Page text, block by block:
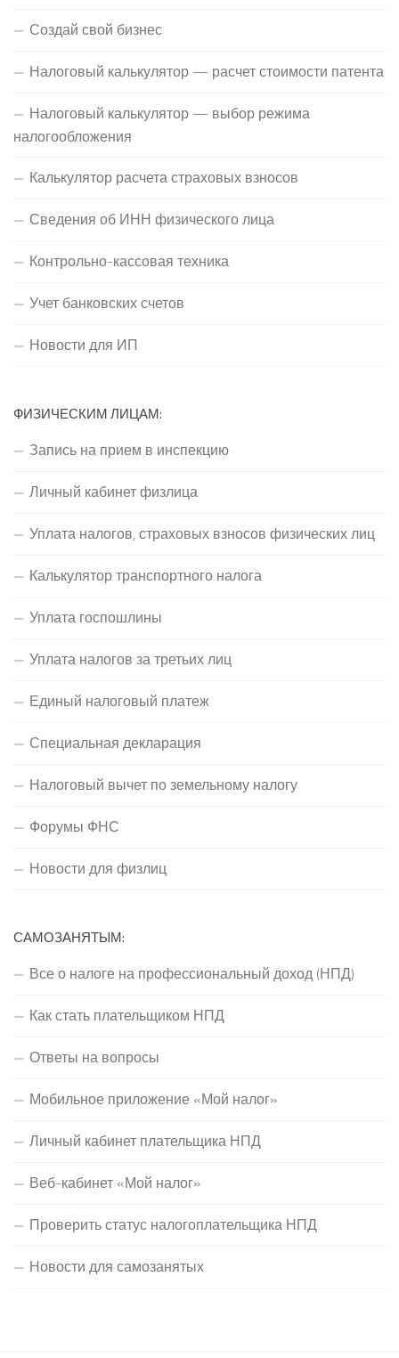
Создай свой бизнес
Налоговый калькулятор — расчет стоимости патента
Налоговый калькулятор — выбор режима
налогообложения
Калькулятор расчета страховых взносов
Сведения об ИНН физического лица
Контрольно-кассовая техника
Учет банковских счетов
Новости для ИП
ФИЗИЧЕСКИМ ЛИЦАМ:
Запись на прием в инспекцию
Личный кабинет физлица
Уплата налогов, страховых взносов физических лиц
Калькулятор транспортного налога
Уплата госпошлины
Уплата налогов за третьих лиц
Единый налоговый платеж
Специальная декларация
Налоговый вычет по земельному налогу
Форумы ФНС
Новости для физлиц
САМОЗАНЯТЫМ:
Все о налоге на профессиональный доход (НПД)
Как стать плательщиком НПД
Ответы на вопросы
Мобильное приложение «Мой налог»
Личный кабинет плательщика НПД
Веб-кабинет «Мой налог»
Проверить статус налогоплательщика НПД
Новости для самозанятых